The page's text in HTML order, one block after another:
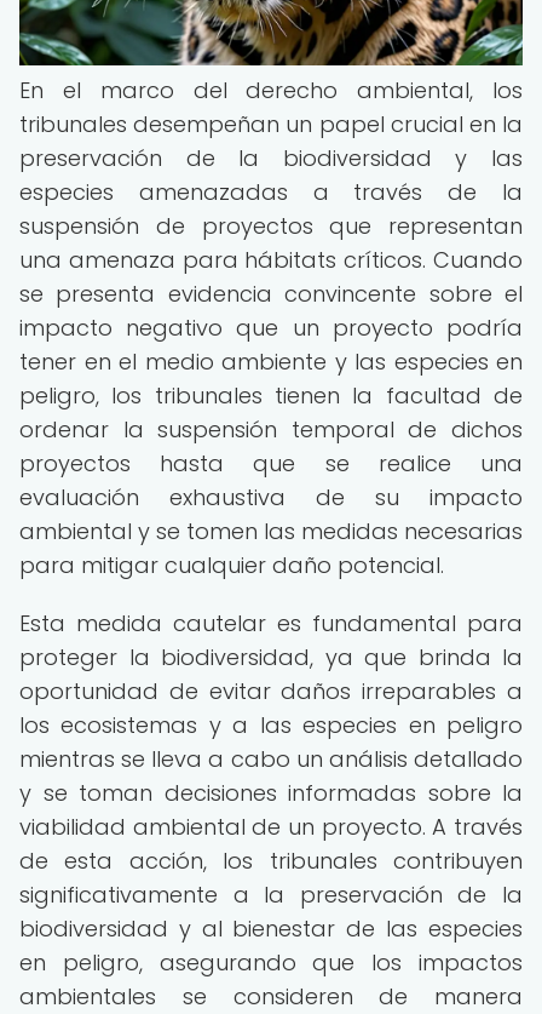
En el marco del derecho ambiental, los
tribunales desempeñan un papel crucial en la
preservación de la biodiversidad y las
especies amenazadas a través de la
suspensión de proyectos que representan
una amenaza para hábitats críticos. Cuando
se presenta evidencia convincente sobre el
impacto negativo que un proyecto podría
tener en el medio ambiente y las especies en
peligro, los tribunales tienen la facultad de
ordenar la suspensión temporal de dichos
proyectos hasta que se realice una
evaluación exhaustiva de su impacto
ambiental y se tomen las medidas necesarias
para mitigar cualquier daño potencial.
Esta medida cautelar es fundamental para
proteger la biodiversidad, ya que brinda la
oportunidad de evitar daños irreparables a
los ecosistemas y a las especies en peligro
mientras se lleva a cabo un análisis detallado
y se toman decisiones informadas sobre la
viabilidad ambiental de un proyecto. A través
de esta acción, los tribunales contribuyen
significativamente a la preservación de la
biodiversidad y al bienestar de las especies
en peligro, asegurando que los impactos
ambientales se consideren de manera